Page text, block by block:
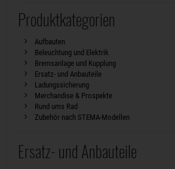
Produktkategorien
Aufbauten
Beleuchtung und Elektrik
Bremsanlage und Kupplung
Ersatz- und Anbauteile
Ladungssicherung
Merchandise & Prospekte
Rund ums Rad
Zubehör nach STEMA-Modellen
Ersatz- und Anbauteile